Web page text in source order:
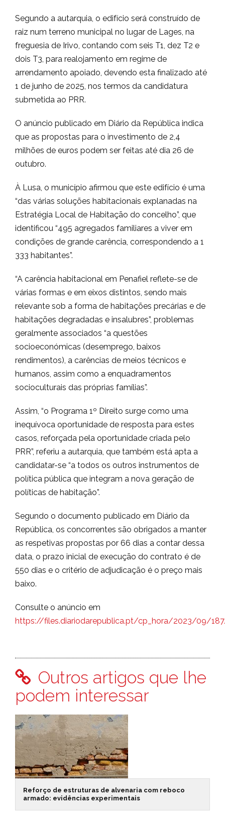
Segundo a autarquia, o edifício será construído de
raiz num terreno municipal no lugar de Lages, na
freguesia de Irivo, contando com seis T1, dez T2 e
dois T3, para realojamento em regime de
arrendamento apoiado, devendo esta finalizado até
1 de junho de 2025, nos termos da candidatura
submetida ao PRR.
O anúncio publicado em Diário da República indica
que as propostas para o investimento de 2,4
milhões de euros podem ser feitas até dia 26 de
outubro.
À Lusa, o município afirmou que este edifício é uma
“das várias soluções habitacionais explanadas na
Estratégia Local de Habitação do concelho”, que
identificou “495 agregados familiares a viver em
condições de grande carência, correspondendo a 1
333 habitantes”.
“A carência habitacional em Penafiel reflete-se de
várias formas e em eixos distintos, sendo mais
relevante sob a forma de habitações precárias e de
habitações degradadas e insalubres”, problemas
geralmente associados “a questões
socioeconómicas (desemprego, baixos
rendimentos), a carências de meios técnicos e
humanos, assim como a enquadramentos
socioculturais das próprias famílias”.
Assim, “o Programa 1º Direito surge como uma
inequívoca oportunidade de resposta para estes
casos, reforçada pela oportunidade criada pelo
PRR”, referiu a autarquia, que também está apta a
candidatar-se “a todos os outros instrumentos de
política pública que integram a nova geração de
políticas de habitação”.
Segundo o documento publicado em Diário da
República, os concorrentes são obrigados a manter
as respetivas propostas por 66 dias a contar dessa
data, o prazo inicial de execução do contrato é de
550 dias e o critério de adjudicação é o preço mais
baixo.
Consulte o anúncio em
https://files.diariodarepublica.pt/cp_hora/2023/09/
Outros artigos que lhe
podem interessar
Reforço de estruturas de alvenaria com reboco
armado: evidências experimentais